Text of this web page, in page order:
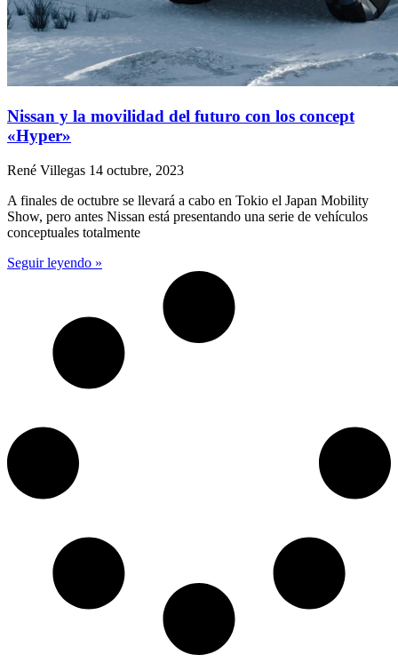
Nissan y la movilidad del futuro con los concept
«Hyper»
René Villegas 14 octubre, 2023
A finales de octubre se llevará a cabo en Tokio el Japan Mobility
Show, pero antes Nissan está presentando una serie de vehículos
conceptuales totalmente
Seguir leyendo »